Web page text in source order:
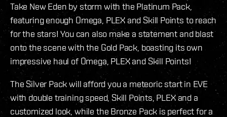
Take New Eden by storm with the Platinum Pack,
featuring enough Omega, PLEX and Skill Points to reach
for the stars! You can also make a statement and blast
onto the scene with the Gold Pack, boasting its own
impressive haul of Omega, PLEX and Skill Points!
The Silver Pack will afford you a meteoric start in EVE
with double training speed, Skill Points, PLEX and a
customized look, while the Bronze Pack is perfect for a